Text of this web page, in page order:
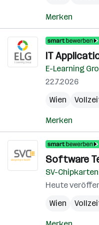
Merken
IT
E-Learning
22.7.2026
Wien
Merken
Software
SV-
Heute
Wien